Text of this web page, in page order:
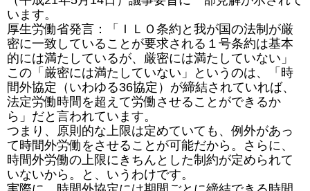
います。
厚生労働省発言：「ＩＬＯ条約と我が国の法制が厳
密に一致していることが要求される１号条約は基本
的には満たしているが、厳密には満たしていない」
この「厳密には満たしていない」というのは、「時
間外協定（いわゆる36協定）が締結されていれば、
法定労働時間を超えて労働させることができるか
ら」だと言われています。
つまり、原則的な上限は定めていても、例外があっ
て時間外労働をさせることが可能だから。さらに、
時間外労働の上限にきちんとした制約が定められて
いないから。と、いうわけです。